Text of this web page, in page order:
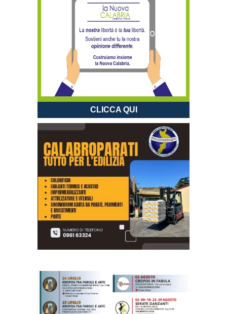
CLICCA QUI